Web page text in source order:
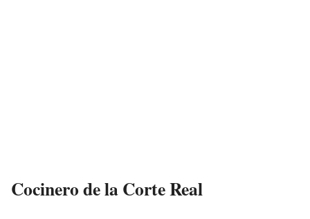
Cocinero de la Corte Real